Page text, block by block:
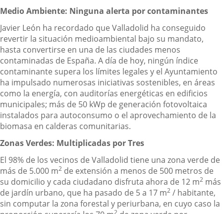
Medio Ambiente: Ninguna alerta por contaminantes
Javier León ha recordado que Valladolid ha conseguido
revertir la situación medioambiental bajo su mandato,
hasta convertirse en una de las ciudades menos
contaminadas de España. A día de hoy, ningún índice
contaminante supera los límites legales y el Ayuntamiento
ha impulsado numerosas iniciativas sostenibles, en áreas
como la energía, con auditorías energéticas en edificios
municipales; más de 50 kWp de generación fotovoltaica
instalados para autoconsumo o el aprovechamiento de la
biomasa en calderas comunitarias.
Zonas Verdes: Multiplicadas por Tres
El 98% de los vecinos de Valladolid tiene una zona verde de
más de 5.000 m2 de extensión a menos de 500 metros de
su domicilio y cada ciudadano disfruta ahora de 12 m2 más
de jardín urbano, que ha pasado de 5 a 17 m2 / habitante,
sin computar la zona forestal y periurbana, en cuyo caso la
2